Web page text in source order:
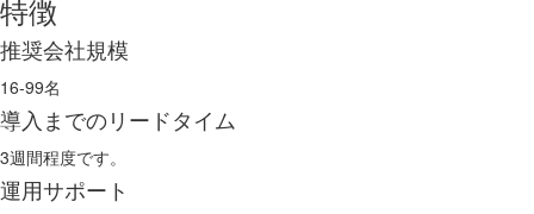
特徴
推奨会社規模
16-99名
導入までのリードタイム
3週間程度です。
運用サポート